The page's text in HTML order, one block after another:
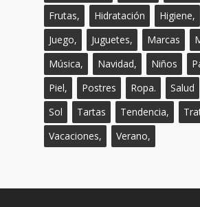
Frutas,
Hidratación Higiene,
Juego,
Juguetes, Marcas
Música,
Navidad, Niños
Piel,
Postres Ropa. Salud
Sol
Tartas Tendencia,
Vacaciones,
Verano,